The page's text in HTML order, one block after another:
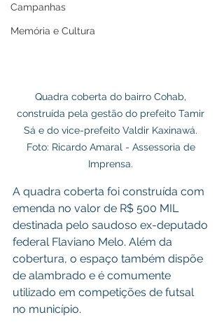
Campanhas
Memória e Cultura
Quadra coberta do bairro Cohab,
construída pela gestão do prefeito Tamir
Sá e do vice-prefeito Valdir Kaxinawá.
Foto: Ricardo Amaral - Assessoria de
Imprensa.
A quadra coberta foi construída com
emenda no valor de R$ 500 MIL
destinada pelo saudoso ex-deputado
federal Flaviano Melo. Além da
cobertura, o espaço também dispõe
de alambrado e é comumente
utilizado em competições de futsal
no município.